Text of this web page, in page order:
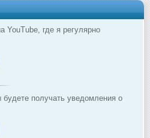
YouTube, где я регулярно
получать уведомления о